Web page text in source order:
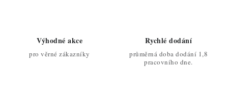
Výhodné akce
pro věrné zákazníky
Rychlé dodání
průměrná doba dodání 1,8
pracovního dne.